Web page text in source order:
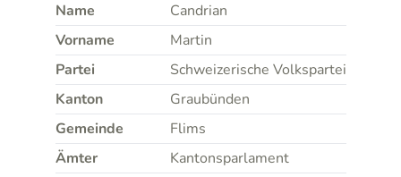
Name
Candrian
Vorname
Martin
Partei
Schweizerische Volkspartei
Kanton
Graubünden
Gemeinde
Flims
Ämter
Kantonsparlament